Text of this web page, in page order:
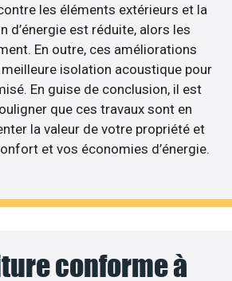
les éléments extérieurs et la
d’énergie est réduite, alors les
En outre, ces améliorations
isolation acoustique pour
En guise de conclusion, il est
que ces travaux sont en
la valeur de votre propriété et
et vos économies d’énergie.
conforme à